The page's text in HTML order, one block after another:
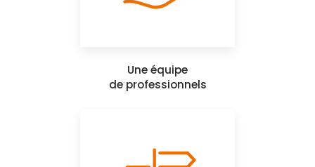
Une équipe
de professionnels